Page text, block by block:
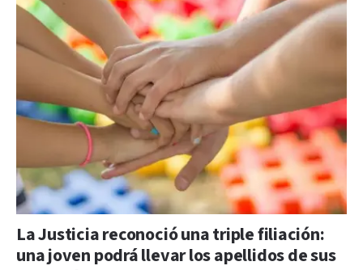
La Justicia reconoció una triple filiación:
una joven podrá llevar los apellidos de sus